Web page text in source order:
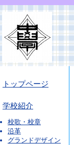
トップページ
学校紹介
校歌・校章
沿革
グランドデザイン